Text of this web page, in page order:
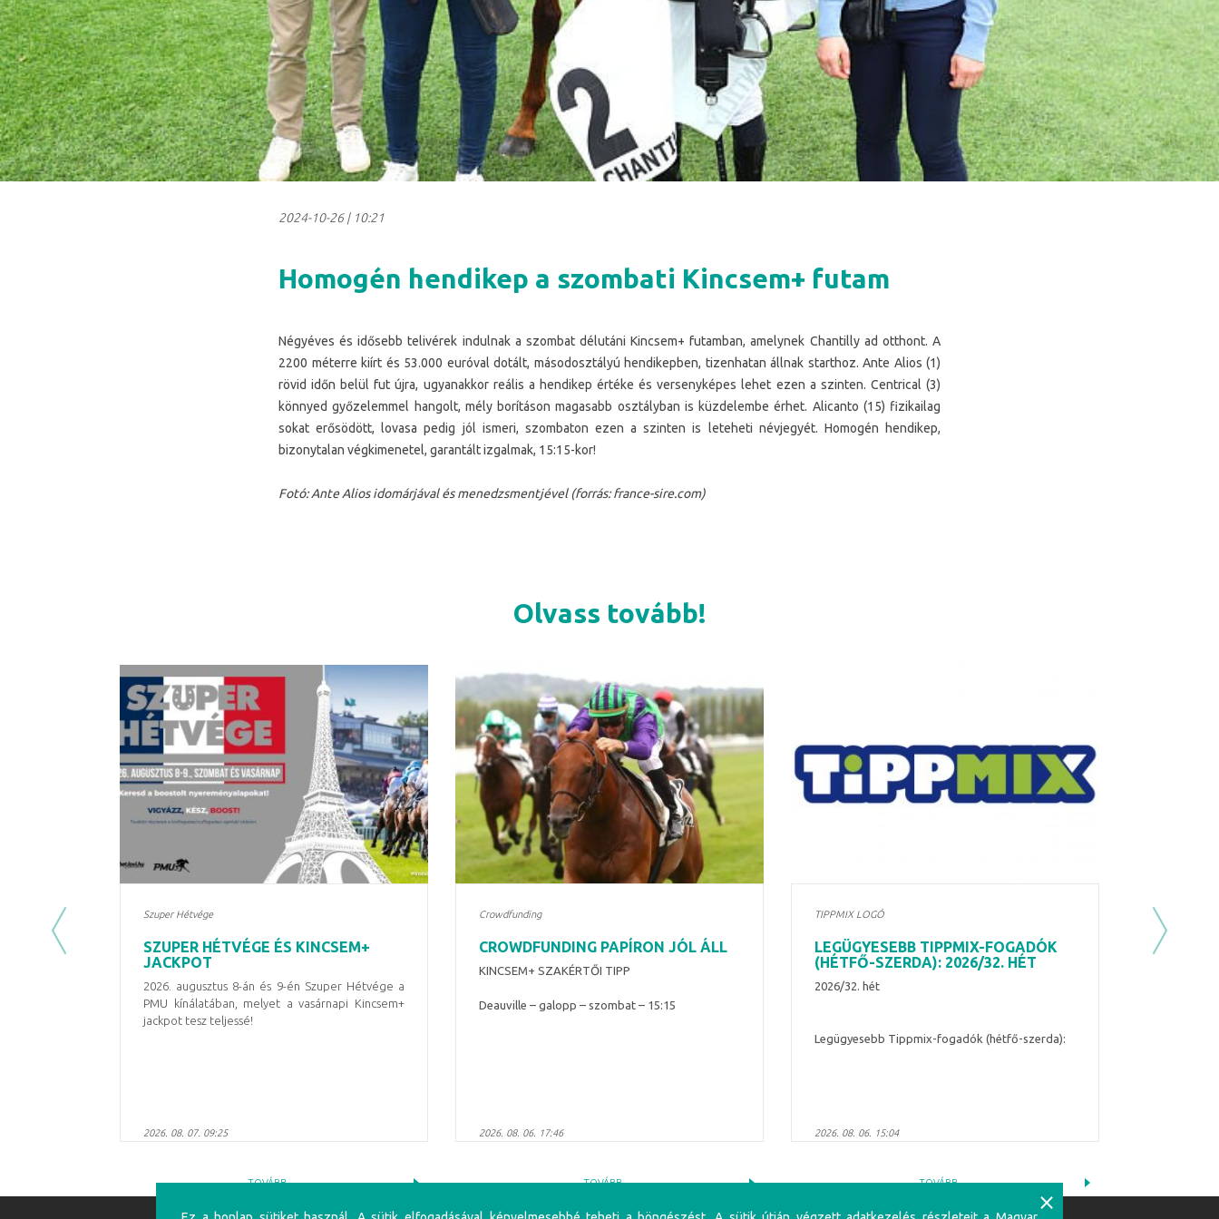
2024-10-26| 10:21
Homogén hendikep a szombati Kincsem+ futam
Négyéves és idősebb telivérek indulnak a szombat délutáni Kincsem+ futamban, amelynek Chantilly ad otthont. A
2200 méterre kiírt és 53.000 euróval dotált, másodosztályú hendikepben, tizenhatan állnak starthoz. Ante Alios (1)
rövid időn belül fut újra, ugyanakkor reális a hendikep értéke és versenyképes lehet ezen a szinten. Centrical (3)
könnyed győzelemmel hangolt, mély borításon magasabb osztályban is küzdelembe érhet. Alicanto (15) fizikailag
sokat erősödött, lovasa pedig jól ismeri, szombaton ezen a szinten is leteheti névjegyét. Homogén hendikep,
bizonytalan végkimenetel, garantált izgalmak, 15:15-kor!
Fotó: Ante Alios idomárjával és menedzsmentjével (forrás: france-sire.com)
Olvass tovább!
Szuper Hétvége
SZUPER HÉTVÉGE ÉS KINCSEM+
JACKPOT
2026. augusztus 8-án és 9-én Szuper Hétvége a
PMU kínálatában, melyet a vasárnapi Kincsem+
jackpot tesz teljessé!
2026. 08. 07. 09:25
TOVÁBB
Crowdfunding
CROWDFUNDING PAPÍRON JÓL ÁLL
KINCSEM+ SZAKÉRTŐI TIPP
Deauville – galopp – szombat – 15:15
2026. 08. 06. 17:46
TOVÁBB
TIPPMIX LOGÓ
LEGÜGYESEBB TIPPMIX-FOGADÓK
(HÉTFŐ-SZERDA): 2026/32. HÉT
2026/32. hét
Legügyesebb Tippmix-fogadók (hétfő-szerda):
2026. 08. 06. 15:04
TOVÁBB
Previous Next
⨯